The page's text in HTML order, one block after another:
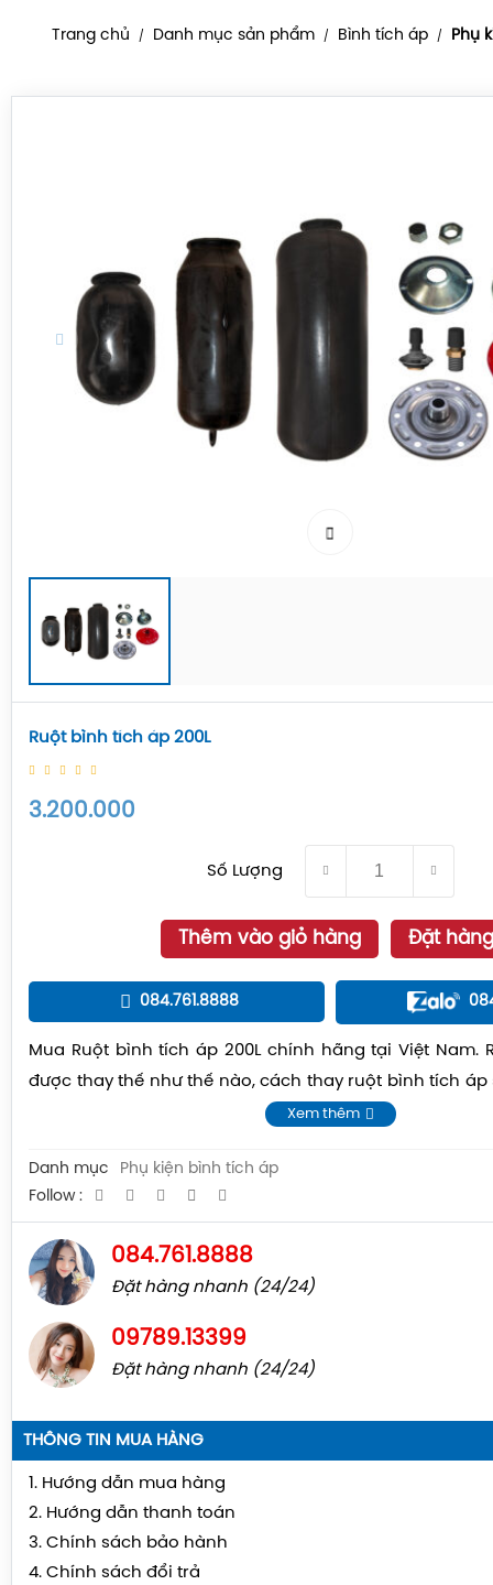
Trang chủ / Danh mục sản phẩm / Bình tích áp / Phụ
Ruột bình tích áp 200L
3.200.000
Số Lượng
Thêm vào giỏ hàng Đặt hàng
084.761.8888
Mua Ruột bình tích áp 200L chính hãng tại Việt Nam.
được thay thế như thế nào, cách thay ruột bình tích áp
Xem thêm
Danh mục
Phụ kiện bình tích áp
Follow :
084.761.8888
Đặt hàng nhanh (24/24)
09789.13399
Đặt hàng nhanh (24/24)
THÔNG TIN MUA HÀNG
1. Hướng dẫn mua hàng
2. Hướng dẫn thanh toán
3. Chính sách bảo hành
4. Chính sách đổi trả